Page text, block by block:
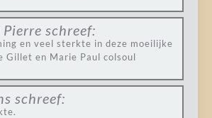
schreef:
en veel sterkte in deze moeilijke
Gillet en Marie Paul colsoul
schreef: